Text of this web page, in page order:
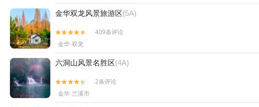
金华双龙风景旅游区(5A)


409条评论
金华·双龙
六洞山风景名胜区(4A)


2条评论
金华·兰溪市